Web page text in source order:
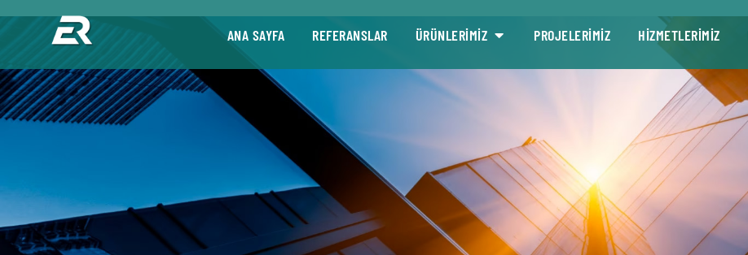
ANA SAYFA REFERANSLAR ÜRÜNLERİMİZ PROJELERİMİZ HİZMETLERİMİZ